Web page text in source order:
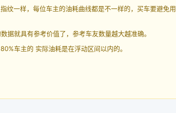
纹一样，每位车主的油耗曲线都是不一样的，买车要避免用
据就具有参考价值了，参考车友数量越大越准确。
车主的 实际油耗是在浮动区间以内的。